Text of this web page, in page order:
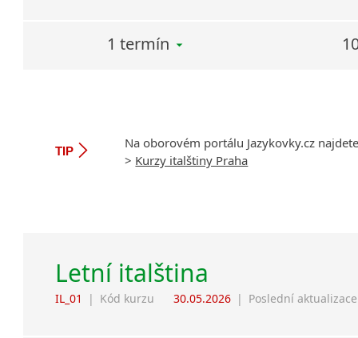
1 termín
TIP
Na oborovém portálu Jazykovky.cz
> Kurzy italštiny Praha
Letní italština
IL_01 | Kód kurzu 30.05.2026 | Poslední aktualizace